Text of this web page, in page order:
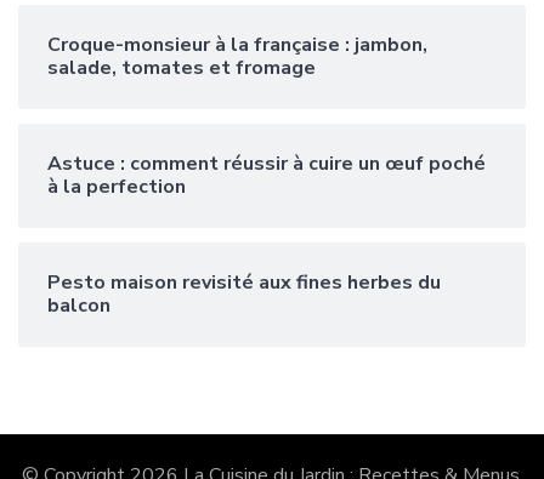
Croque-monsieur à la française : jambon,
salade, tomates et fromage
Astuce : comment réussir à cuire un œuf poché
à la perfection
Pesto maison revisité aux fines herbes du
balcon